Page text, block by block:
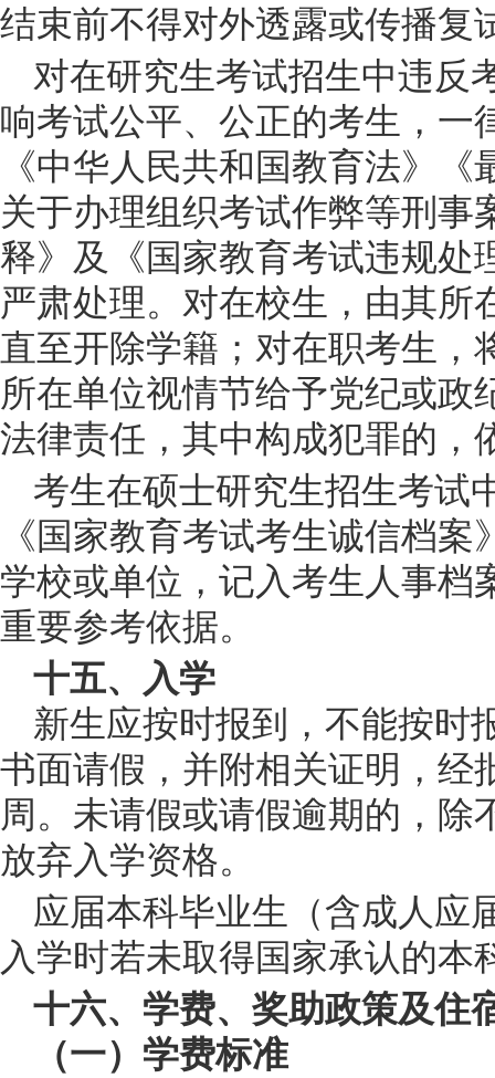
结束前不得对外透露或传播复
对在研究生考试招生中违反
响考试公平、公正的考生，一
《中华人民共和国教育法》《
关于办理组织考试作弊等刑事
释》及《国家教育考试违规处
严肃处理。对在校生，由其所
直至开除学籍；对在职考生，
所在单位视情节给予党纪或政
法律责任，其中构成犯罪的，
考生在硕士研究生招生考试
《国家教育考试考生诚信档
学校或单位，记入考生人事档
重要参考依据。
十五、入学
新生应按时报到，不能按时
书面请假，并附相关证明，经
周。未请假或请假逾期的，除
放弃入学资格。
应届本科毕业生（含成人应
入学时若未取得国家承认的
十六、学费、奖助政策及住
（一）学费标准